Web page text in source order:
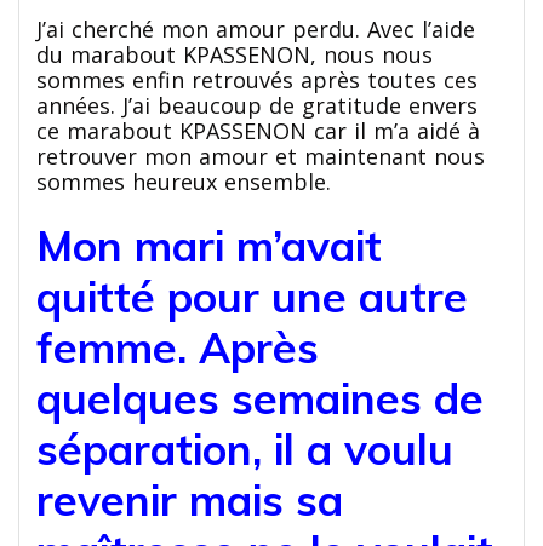
J’ai cherché mon amour perdu. Avec l’aide
du marabout KPASSENON, nous nous
sommes enfin retrouvés après toutes ces
années. J’ai beaucoup de gratitude envers
ce marabout KPASSENON car il m’a aidé à
retrouver mon amour et maintenant nous
sommes heureux ensemble.
Mon mari m’avait
quitté pour une autre
femme. Après
quelques semaines de
séparation, il a voulu
revenir mais sa